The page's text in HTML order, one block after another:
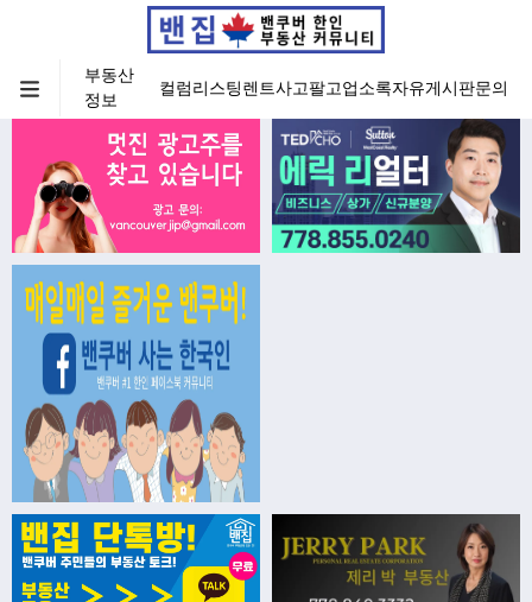
부동산
정보
컬럼리스팅렌트사고팔고업소록자유게시판문의